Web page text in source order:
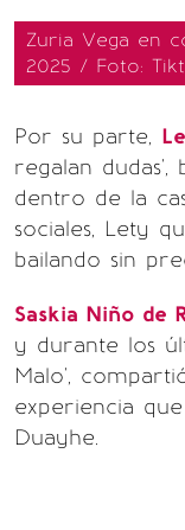
Zuria Vega en
2025 / Foto:
Por su parte,
regalan dudas',
dentro de la
sociales, Lety
bailando sin
Saskia Niño de
y durante los
Malo',
experiencia
Duayhe.